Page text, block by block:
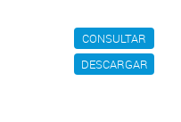
CONSULTAR
DESCARGAR